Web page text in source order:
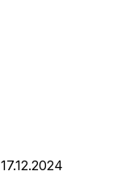
17.12.2024